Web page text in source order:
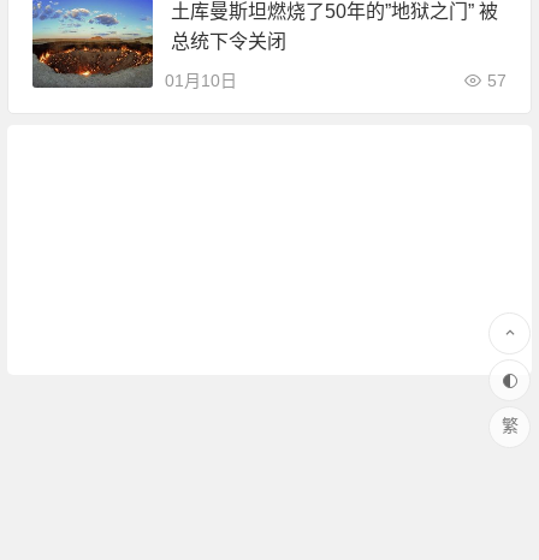
土库曼斯坦燃烧了50年的”地狱之门” 被
总统下令关闭
01月10日 57
繁